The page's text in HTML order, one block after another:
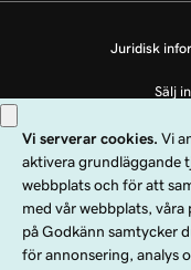
Juridisk
Sälj
Copyright © 1999 - 2026
Ordmärket GoDaddy är
Operating Company, LLC
registrerat
Användning av den här
använda den här